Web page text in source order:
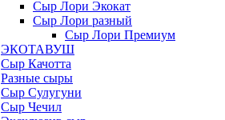
Сыр Лори Экокат
Сыр Лори разный
Сыр Лори Премиум
ЭКОТАВУШ
Сыр Качотта
Разные сыры
Сыр Сулугуни
Сыр Чечил